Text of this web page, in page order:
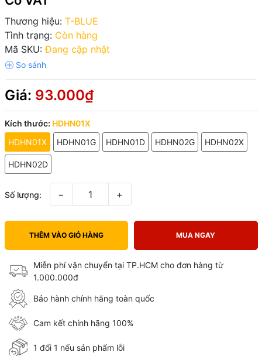
Thương hiệu: T-BLUE
Tình trạng: Còn hàng
Mã SKU: Đang cập nhật
Giá: 93.000₫
Kích thước: HDHN01X
HDHN01X
HDHN01G HDHN01D HDHN02G HDHN02X
HDHN02D
Số lượng: − +
THÊM VÀO GIỎ HÀNG MUA NGAY
Miễn phí vận chuyển tại TP.HCM cho đơn hàng từ
1.000.000đ
Bảo hành chính hãng toàn quốc
Cam kết chính hãng 100%
1 đổi 1 nếu sản phẩm lỗi